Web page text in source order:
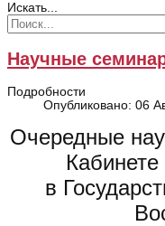
Искать...
Научные
Подробности
Опубликовано: 06
Очередные
в